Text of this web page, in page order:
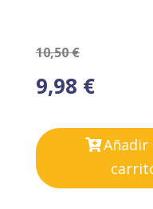
10,50€
9,98 €
Añadir